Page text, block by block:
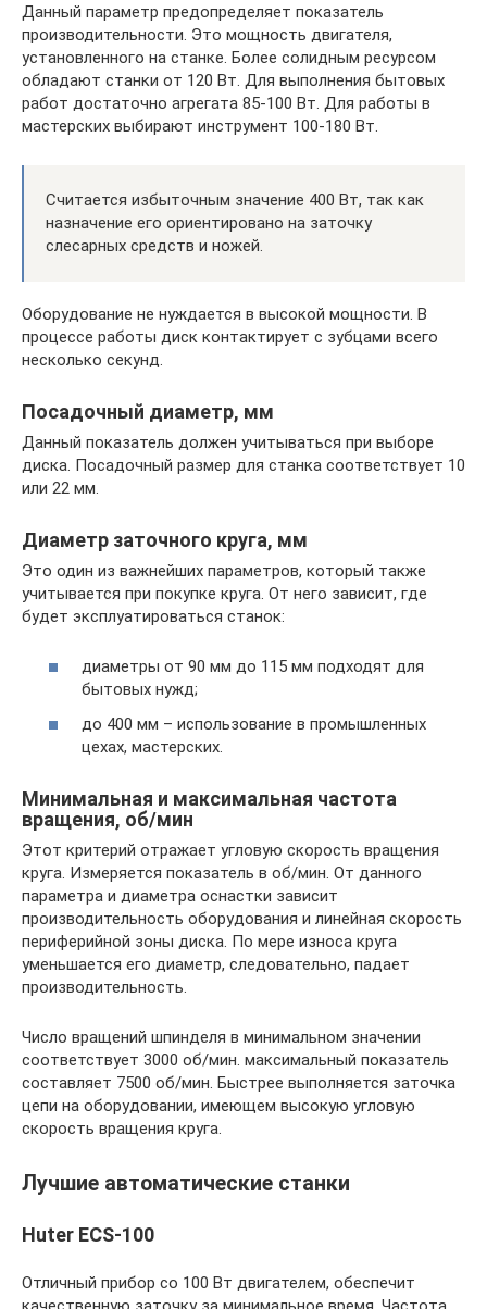
Данный параметр предопределяет показатель
производительности. Это мощность двигателя,
установленного на станке. Более солидным ресурсом
обладают станки от 120 Вт. Для выполнения бытовых
работ достаточно агрегата 85-100 Вт. Для работы в
мастерских выбирают инструмент 100-180 Вт.
Считается избыточным значение 400 Вт, так как
назначение его ориентировано на заточку
слесарных средств и ножей.
Оборудование не нуждается в высокой мощности. В
процессе работы диск контактирует с зубцами всего
несколько секунд.
Посадочный диаметр, мм
Данный показатель должен учитываться при выборе
диска. Посадочный размер для станка соответствует 10
или 22 мм.
Диаметр заточного круга, мм
Это один из важнейших параметров, который также
учитывается при покупке круга. От него зависит, где
будет эксплуатироваться станок:
диаметры от 90 мм до 115 мм подходят для
бытовых нужд;
до 400 мм – использование в промышленных
цехах, мастерских.
Минимальная и максимальная частота
вращения, об/мин
Этот критерий отражает угловую скорость вращения
круга. Измеряется показатель в об/мин. От данного
параметра и диаметра оснастки зависит
производительность оборудования и линейная скорость
периферийной зоны диска. По мере износа круга
уменьшается его диаметр, следовательно, падает
производительность.
Число вращений шпинделя в минимальном значении
соответствует 3000 об/мин. максимальный показатель
составляет 7500 об/мин. Быстрее выполняется заточка
цепи на оборудовании, имеющем высокую угловую
скорость вращения круга.
Лучшие автоматические станки
Huter ECS-100
Отличный прибор со 100 Вт двигателем, обеспечит